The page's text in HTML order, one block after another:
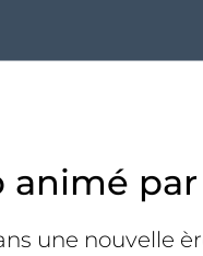
une nouvelle